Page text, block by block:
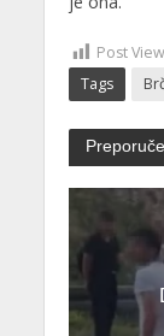
Post
Tags